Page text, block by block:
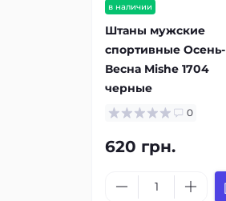
в наличии
Штаны мужские
спортивные Осень-
Весна Mishe 1704
черные
0
620 грн.